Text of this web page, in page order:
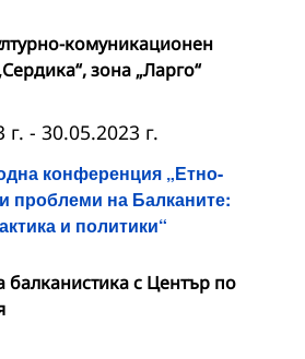
комуникационен
зона „Ларго“
конференция „Етно-
проблеми на Балканите:
и политики“
г. - 30.05.2023 г.
балканистика с Център по